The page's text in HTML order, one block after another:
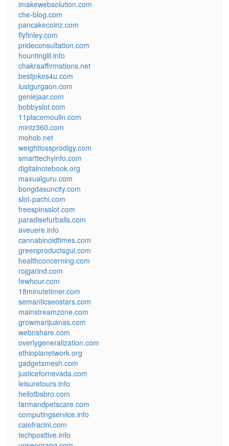
imakewebsolution.com
che-blog.com
pancakecoinz.com
flyfinley.com
prideconsultation.com
hountinglil.info
chakraaffirmations.net
bestjokes4u.com
lustgurgaon.com
geniejaar.com
bobbyslot.com
11placemoulin.com
mintz360.com
mohob.net
weightlossprodigy.com
smarttechyinfo.com
digitalnotebook.org
maxualguru.com
bongdasuncity.com
slot-pachi.com
freespinsslot.com
paradisefurballs.com
aveuere.info
cannabinoidtimes.com
greenproductsgui.com
healthconcerning.com
rojgarind.com
fewhour.com
18minutetimer.com
semanticseostars.com
mainstreamzone.com
growmarijuanas.com
webnshare.com
overlygeneralization.com
ethiopianetwork.org
gadgetsmesh.com
justicefornevada.com
leisuretours.info
hellotbsbro.com
farmandpetscare.com
computingservice.info
caiofracini.com
techpositive.info